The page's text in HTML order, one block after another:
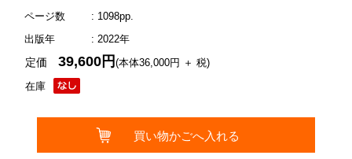
ページ数
: 1098pp.
出版年
: 2022年
在庫
定価39,600円(本体36,000円 ＋ 税)